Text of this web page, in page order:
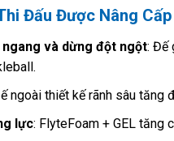
Đấu Được Nâng Cấp
ngang và dừng đột ngột: Đế
ngoài thiết kế rãnh sâu tăng
lực: FlyteFoam + GEL tăng